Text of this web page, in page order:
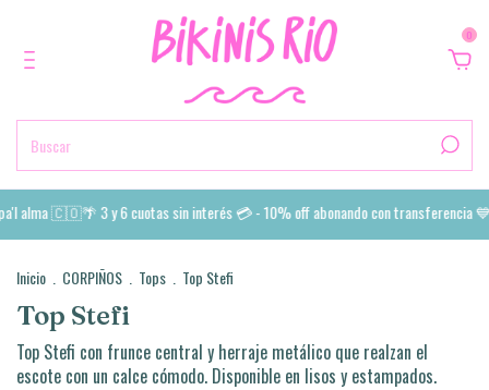
0
alma 🇨🇴🌴 3 y 6 cuotas sin interés 💳 - 10% off abonando con transferencia
Inicio CORPIÑOS Tops Top Stefi
Top Stefi
Top Stefi con frunce central y herraje metálico que realzan el
escote con un calce cómodo. Disponible en lisos y estampados.